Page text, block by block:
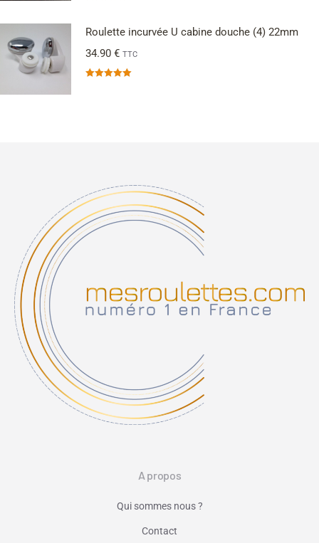
Roulette incurvée U cabine douche (4) 22mm
34.90 € TTC
A propos
Qui sommes nous ?
Contact